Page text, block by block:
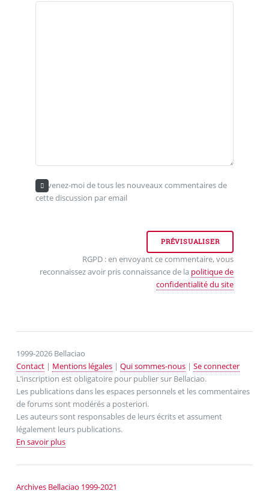
Prévenez-moi de tous les nouveaux commentaires de
cette discussion par email
RGPD : en envoyant ce commentaire, vous
reconnaissez avoir pris connaissance de la politique de
confidentialité du site
1999-2026 Bellaciao
Contact| Mentions légales| Qui sommes-nous| Se connecter
L’inscription est obligatoire pour publier sur Bellaciao.
Les publications dans les espaces personnels et les commentaires
de forums sont modérés a posteriori.
Les auteurs sont responsables de leurs écrits et assument
légalement leurs publications.
En savoir plus
Archives Bellaciao 1999-2021